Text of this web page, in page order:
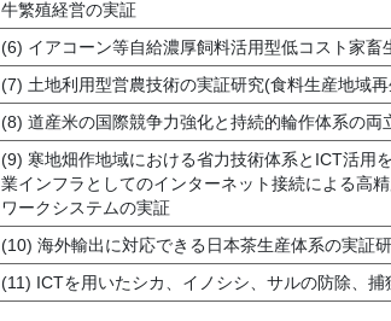
牛繁殖経営の実証
(6) イアコーン等自給濃厚飼料活用型低コスト家畜
(7) 土地利用型営農技術の実証研究(食料生産地域
(8) 道産米の国際競争力強化と持続的輪作体系の両
(9) 寒地畑作地域における省力技術体系とICT活用
業インフラとしてのインターネット接続による高
ワークシステムの実証
(10) 海外輸出に対応できる日本茶生産体系の実証
(11) ICTを用いたシカ、イノシシ、サルの防除、